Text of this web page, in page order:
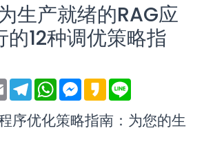
生产就绪的RAG应
的12种调优策略指
E
m
i
l
T
e
e
g
W
h
t
s
M
e
s
e
K
a
a
o
e
序优化策略指南：为您的生